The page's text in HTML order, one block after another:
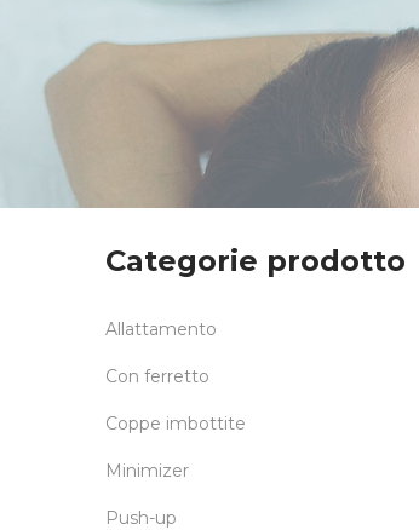
Categorie prodotto
Allattamento
Con ferretto
Coppe imbottite
Minimizer
Push-up